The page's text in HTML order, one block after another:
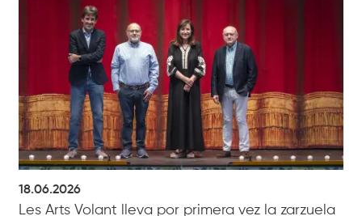
18.06.2026
Les Arts Volant lleva por primera vez la zarzuela